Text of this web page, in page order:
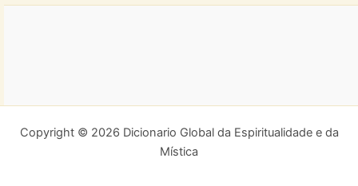
Copyright © 2026 Dicionario Global da Espiritualidade e da
Mística